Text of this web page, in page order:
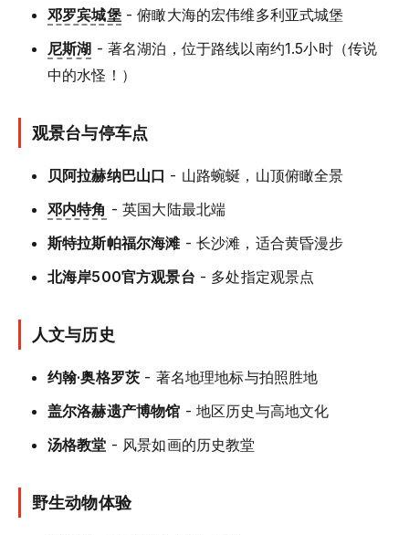
邓罗宾城堡- 俯瞰大海的宏伟维多利亚式城堡
尼斯湖 - 著名湖泊，位于路线以南约1.5小时（传说
中的水怪！）
观景台与停车点
贝阿拉赫纳巴山口 - 山路蜿蜒，山顶俯瞰全景
邓内特角 - 英国大陆最北端
斯特拉斯帕福尔海滩 - 长沙滩，适合黄昏漫步
北海岸500官方观景台 - 多处指定观景点
人文与历史
约翰·奥格罗茨 - 著名地理地标与拍照胜地
盖尔洛赫遗产博物馆 - 地区历史与高地文化
汤格教堂 - 风景如画的历史教堂
野生动物体验